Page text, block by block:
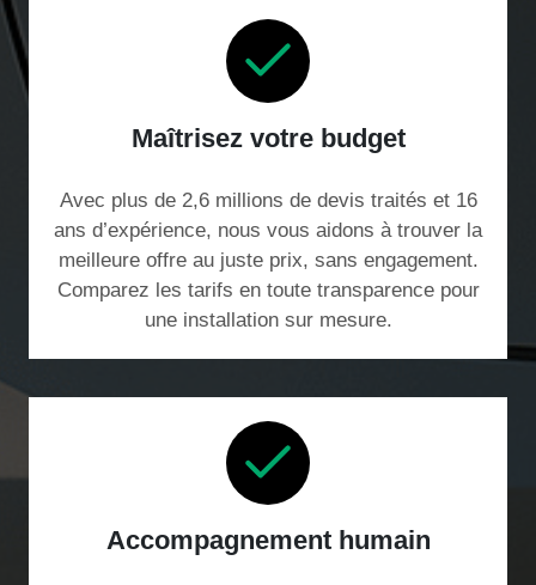
Maîtrisez votre budget
Avec plus de 2,6 millions de devis traités et 16
ans d’expérience, nous vous aidons à trouver la
meilleure offre au juste prix, sans engagement.
Comparez les tarifs en toute transparence pour
une installation sur mesure.
Accompagnement humain